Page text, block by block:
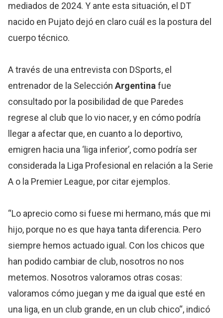
mediados de 2024. Y ante esta situación, el DT
nacido en Pujato dejó en claro cuál es la postura del
cuerpo técnico.
A través de una entrevista con DSports, el
entrenador de la Selección Argentina fue
consultado por la posibilidad de que Paredes
regrese al club que lo vio nacer, y en cómo podría
llegar a afectar que, en cuanto a lo deportivo,
emigren hacia una ‘liga inferior’, como podría ser
considerada la Liga Profesional en relación a la Serie
A o la Premier League, por citar ejemplos.
“Lo aprecio como si fuese mi hermano, más que mi
hijo, porque no es que haya tanta diferencia. Pero
siempre hemos actuado igual. Con los chicos que
han podido cambiar de club, nosotros no nos
metemos. Nosotros valoramos otras cosas:
valoramos cómo juegan y me da igual que esté en
una liga, en un club grande, en un club chico“, indicó